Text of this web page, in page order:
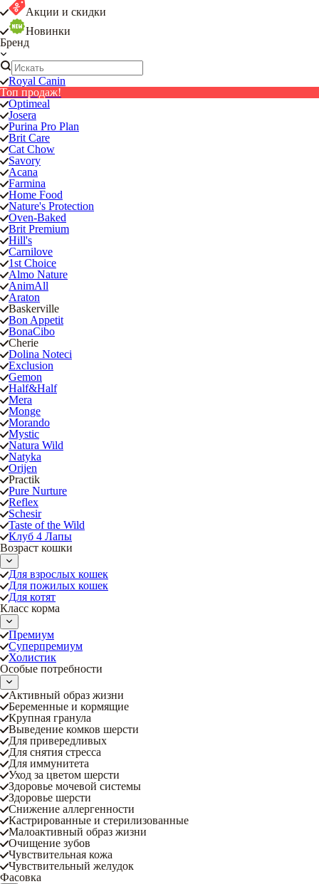
Акции и скидки
Новинки
Бренд
Royal Canin
Топ продаж!
Optimeal
Josera
Purina Pro Plan
Brit Care
Cat Chow
Savory
Acana
Farmina
Home Food
Nature's Protection
Oven-Baked
Brit Premium
Hill's
Carnilove
1st Choice
Almo Nature
AnimAll
Araton
Baskerville
Bon Appetit
BonaCibo
Cherie
Dolina Noteci
Exclusion
Gemon
Half&Half
Mera
Monge
Morando
Mystic
Natura Wild
Natyka
Orijen
Practik
Pure Nurture
Reflex
Schesir
Taste of the Wild
Клуб 4 Лапы
Возраст кошки
Для взрослых кошек
Для пожилых кошек
Для котят
Класс корма
Премиум
Суперпремиум
Холистик
Особые потребности
Активный образ жизни
Беременные и кормящие
Крупная гранула
Выведение комков шерсти
Для привередливых
Для снятия стресса
Для иммунитета
Уход за цветом шерсти
Здоровье мочевой системы
Здоровье шерсти
Снижение аллергенности
Кастрированные и стерилизованные
Малоактивный образ жизни
Очищение зубов
Чувствительная кожа
Чувствительный желудок
Фасовка